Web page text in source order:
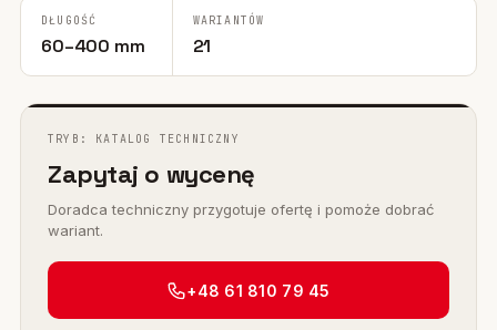
DŁUGOŚĆ
60–400 mm
WARIANTÓW
21
TRYB: KATALOG TECHNICZNY
Zapytaj o wycenę
Doradca techniczny przygotuje ofertę i pomoże dobrać
wariant.
+48 61 810 79 45